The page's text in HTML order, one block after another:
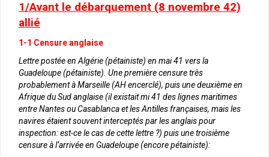
1/Avant le débarquement (8 novembre 42)
allié
1-1 Censure anglaise
Lettre postée en Algérie (pétainiste) en mai 41 vers la
Guadeloupe (pétainiste). Une première censure très
probablement à Marseille (AH encerclé), puis une deuxième en
Afrique du Sud anglaise (il existait mi 41 des lignes maritimes
entre Nantes ou Casablanca et les Antilles françaises, mais les
navires étaient souvent interceptés par les anglais pour
inspection: est-ce le cas de cette lettre ?) puis une troisième
censure à l’arrivée en Guadeloupe (encore pétainiste):